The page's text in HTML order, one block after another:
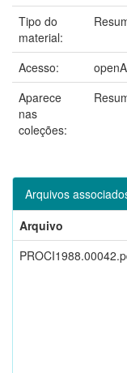
Tipo do
material:
Acesso:
Aparece
nas
coleções:
Arquivos
Arquivo